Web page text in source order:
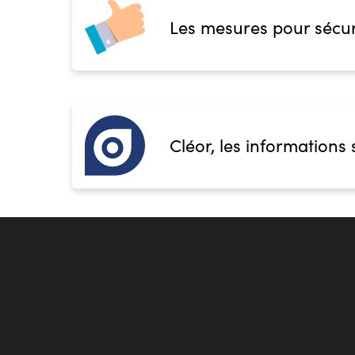
CFA des métiers du sport et de l'animation
59139 Wattignies
Accueil sur le lieu de formation
Accès handicap :Référent Mission Handicap Mme
Restauration :
Transport : Pas de transport
Les mesures pour
Cléor, les informations